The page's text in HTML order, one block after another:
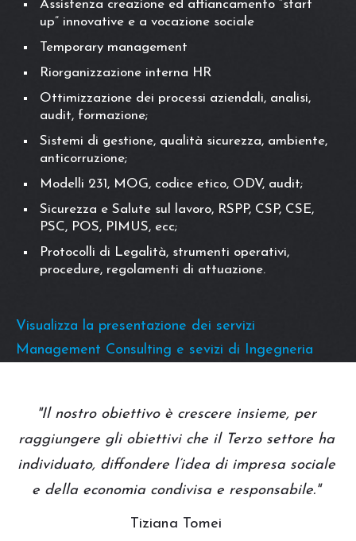
Assistenza creazione ed affiancamento “start
up” innovative e a vocazione sociale
Temporary management
Riorganizzazione interna HR
Ottimizzazione dei processi aziendali, analisi,
audit, formazione;
Sistemi di gestione, qualità sicurezza, ambiente,
anticorruzione;
Modelli 231, MOG, codice etico, ODV, audit;
Sicurezza e Salute sul lavoro, RSPP, CSP, CSE,
PSC, POS, PIMUS, ecc;
Protocolli di Legalità, strumenti operativi,
procedure, regolamenti di attuazione.
Visualizza la presentazione dei servizi
Management Consulting e sevizi di Ingegneria
"Il nostro obiettivo è crescere insieme, per
raggiungere gli obiettivi che il Terzo settore ha
individuato, diffondere l’idea di impresa sociale
e della economia condivisa e responsabile."
Tiziana Tomei